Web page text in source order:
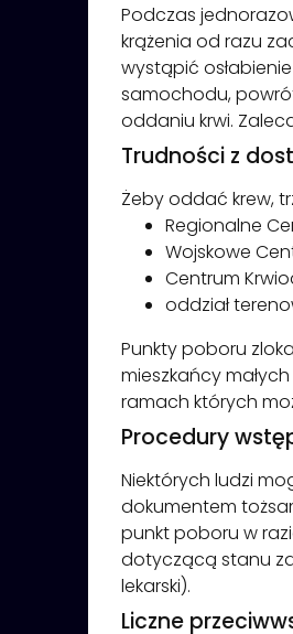
Podczas
krążenia od razu
wystąpić
samochodu,
oddaniu krwi.
Trudności z
Żeby oddać krew,
Regionalne
Wojskowe
Centrum
oddział
Punkty poboru
mieszkańcy
ramach których
Procedury
Niektórych ludzi
dokumentem
punkt poboru w
dotyczącą stanu
lekarski).
Liczne